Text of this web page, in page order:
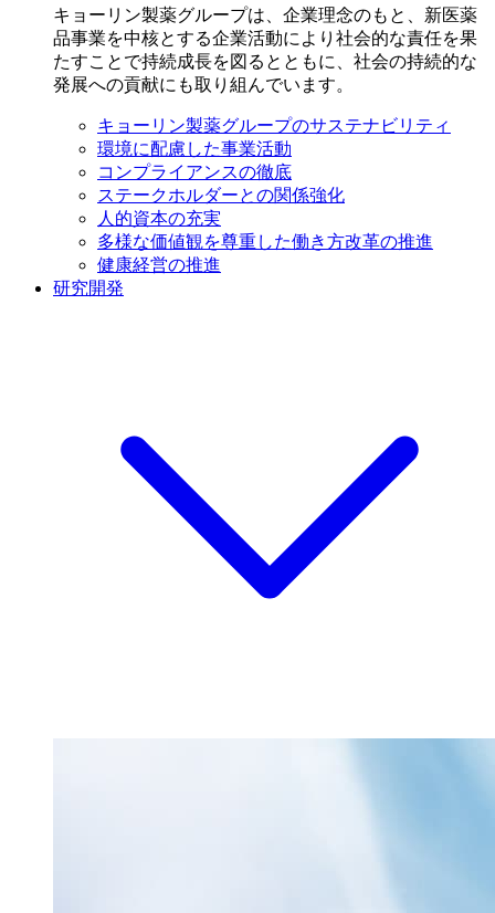
キョーリン製薬グループは、企業理念のもと、新医薬
品事業を中核とする企業活動により社会的な責任を果
たすことで持続成長を図るとともに、社会の持続的な
発展への貢献にも取り組んでいます。
キョーリン製薬グループのサステナビリティ
環境に配慮した事業活動
コンプライアンスの徹底
ステークホルダーとの関係強化
人的資本の充実
多様な価値観を尊重した働き方改革の推進
健康経営の推進
研究開発